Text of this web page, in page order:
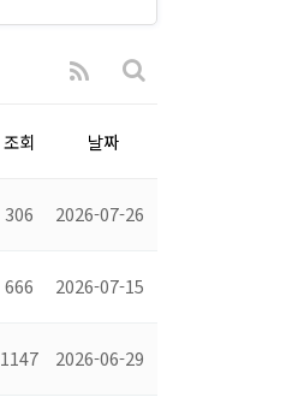
조회 날짜
306 2026-07-26
666 2026-07-15
1147 2026-06-29